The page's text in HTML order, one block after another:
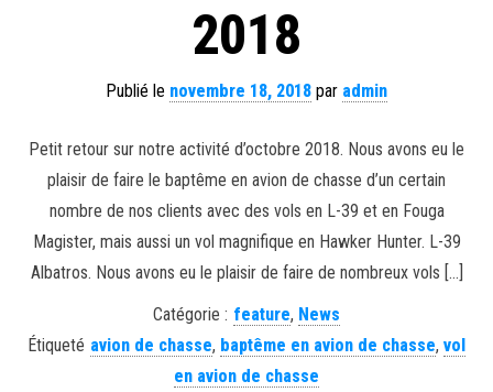
2018
Publié le novembre 18, 2018 par admin
Petit retour sur notre activité d’octobre 2018. Nous avons eu le
plaisir de faire le baptême en avion de chasse d’un certain
nombre de nos clients avec des vols en L-39 et en Fouga
Magister, mais aussi un vol magnifique en Hawker Hunter. L-39
Albatros. Nous avons eu le plaisir de faire de nombreux vols […]
Catégorie : feature, News
Étiqueté avion de chasse, baptême en avion de chasse, vol
en avion de chasse